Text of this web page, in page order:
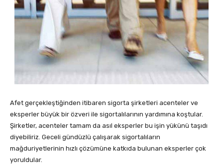
Afet gerçekleştiğinden itibaren sigorta şirketleri acenteler ve
eksperler büyük bir özveri ile sigortalılarının yardımına koştular.
Şirketler, acenteler tamam da asıl eksperler bu işin yükünü taşıdı
diyebiliriz. Geceli gündüzlü çalışarak sigortalıların
mağduriyetlerinin hızlı çözümüne katkıda bulunan eksperler çok
yoruldular.